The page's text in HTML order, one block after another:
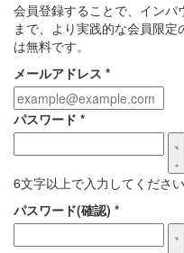
会員登録することで、イン
まで、より実践的な会員限
は無料です。
メールアドレス *
パスワード *
6文字以上で入力してください
パスワード(確認) *